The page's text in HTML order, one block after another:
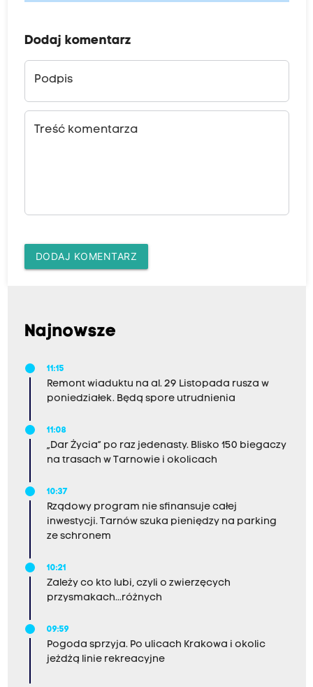
Dodaj komentarz
Podpis
Treść komentarza
DODAJ KOMENTARZ
Najnowsze
11:15
Remont wiaduktu na al. 29 Listopada rusza w
poniedziałek. Będą spore utrudnienia
11:08
„Dar Życia” po raz jedenasty. Blisko 150 biegaczy
na trasach w Tarnowie i okolicach
10:37
Rządowy program nie sfinansuje całej
inwestycji. Tarnów szuka pieniędzy na parking
ze schronem
10:21
Zależy co kto lubi, czyli o zwierzęcych
przysmakach...różnych
09:59
Pogoda sprzyja. Po ulicach Krakowa i okolic
jeżdżą linie rekreacyjne